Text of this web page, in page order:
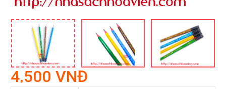
4,500 VNĐ